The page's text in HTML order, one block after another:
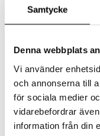
Samtycke
Denna webbplats
Vi använder
och annonserna till
för sociala medier
vidarebefordrar
information från din
Arganmidas Nourishing
Curls Conditioner
ARGANMIDAS
kr 195